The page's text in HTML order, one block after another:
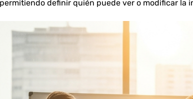
definir quién puede ver o modificar la